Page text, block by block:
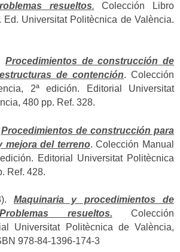
resueltos. Colección Libro
Ed. Universitat Politècnica de València.
Procedimientos de construcción de
de contención. Colección
2ª edición. Editorial Universitat
480 pp. Ref. 328.
Procedimientos de construcción para
mejora del terreno. Colección Manual
Editorial Universitat Politècnica
Ref. 428.
Maquinaria y procedimientos de
resueltos. Colección
Universitat Politècnica de València,
978-84-1396-174-3